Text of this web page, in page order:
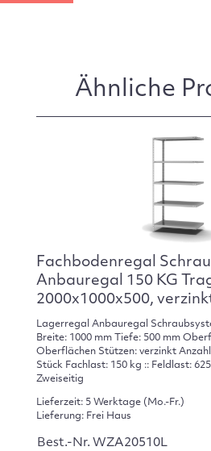
Ähnliche
Fachbodenregal
Anbauregal 150 KG
2000x1000x500,
Lagerregal Anbauregal
Breite: 1000 mm Tiefe: 500 mm
Oberflächen Stützen: verzinkt
Stück Fachlast: 150 kg :: Feldlast:
Zweiseitig
Lieferzeit: 5 Werktage (Mo.-Fr.)
Lieferung: Frei Haus
Best.-Nr. WZA20510L